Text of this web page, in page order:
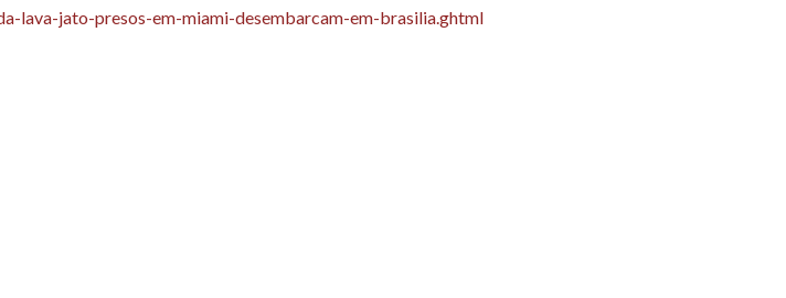
lava-jato-presos-em-miami-desembarcam-em-brasilia.ghtml